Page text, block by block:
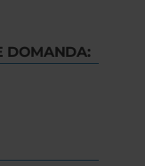
DOMANDA: